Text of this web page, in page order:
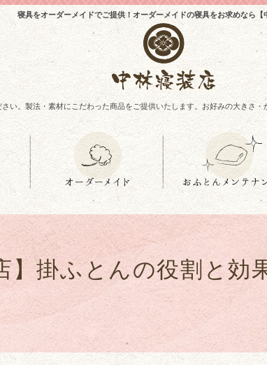
寝具をオーダーメイドでご提供！オーダーメイドの寝具をお求めなら【
い。製法・素材にこだわった商品をご提供いたします。お好みの大きさ
】掛ふとんの役割と効